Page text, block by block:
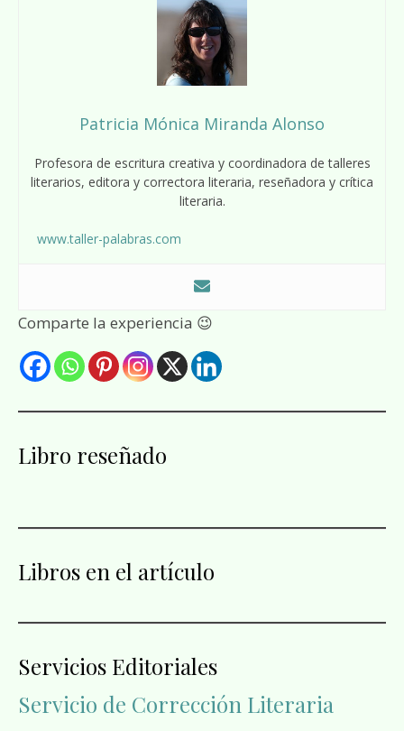
Patricia Mónica Miranda Alonso
Profesora de escritura creativa y coordinadora de talleres
literarios, editora y correctora literaria, reseñadora y crítica
literaria.
www.taller-palabras.com
Comparte la experiencia 😉
Libro reseñado
Libros en el artículo
Servicios Editoriales
Servicio de Corrección Literaria